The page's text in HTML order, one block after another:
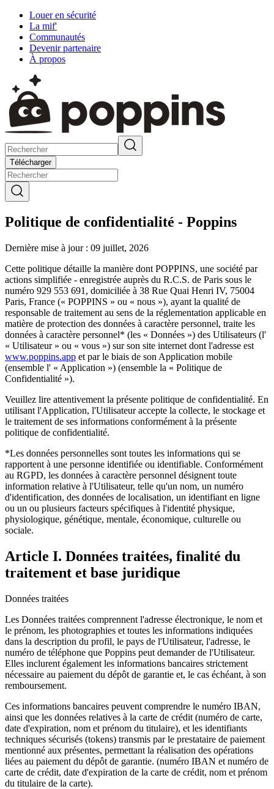
Louer en sécurité
La mif'
Communautés
Devenir partenaire
À propos
Télécharger
Politique de confidentialité - Poppins
Dernière mise à jour : 09 juillet, 2026
Cette politique détaille la manière dont POPPINS, une société par
actions simplifiée - enregistrée auprès du R.C.S. de Paris sous le
numéro 929 553 691, domiciliée à 38 Rue Quai Henri IV, 75004
Paris, France (« POPPINS » ou « nous »), ayant la qualité de
responsable de traitement au sens de la réglementation applicable en
matière de protection des données à caractère personnel, traite les
données à caractère personnel* (les « Données ») des Utilisateurs (l'
« Utilisateur » ou « vous ») sur son site internet dont l'adresse est
www.poppins.app et par le biais de son Application mobile
(ensemble l' « Application ») (ensemble la « Politique de
Confidentialité »).
Veuillez lire attentivement la présente politique de confidentialité. En
utilisant l'Application, l'Utilisateur accepte la collecte, le stockage et
le traitement de ses informations conformément à la présente
politique de confidentialité.
*Les données personnelles sont toutes les informations qui se
rapportent à une personne identifiée ou identifiable. Conformément
au RGPD, les données à caractère personnel désignent toute
information relative à l'Utilisateur, telle qu'un nom, un numéro
d'identification, des données de localisation, un identifiant en ligne
ou un ou plusieurs facteurs spécifiques à l'identité physique,
physiologique, génétique, mentale, économique, culturelle ou
sociale.
Article I. Données traitées, finalité du
traitement et base juridique
Données traitées
Les Données traitées comprennent l'adresse électronique, le nom et
le prénom, les photographies et toutes les informations indiquées
dans la description du profil, le pays de l'Utilisateur, l'adresse, le
numéro de téléphone que Poppins peut demander de l'Utilisateur.
Elles inclurent également les informations bancaires strictement
nécessaire au paiement du dépôt de garantie et, le cas échéant, à son
remboursement.
Ces informations bancaires peuvent comprendre le numéro IBAN,
ainsi que les données relatives à la carte de crédit (numéro de carte,
date d'expiration, nom et prénom du titulaire), et les identifiants
techniques sécurisés (tokens) transmis par le prestataire de paiement
mentionné aux présentes, permettant la réalisation des opérations
liées au paiement du dépôt de garantie. (numéro IBAN et numéro de
carte de crédit, date d'expiration de la carte de crédit, nom et prénom
du titulaire de la carte).